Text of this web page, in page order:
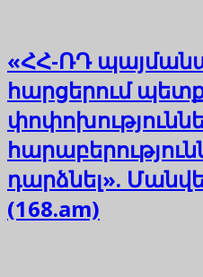
«ՀՀ-ՌԴ
հարցերում
դարձնել».
(168.am)